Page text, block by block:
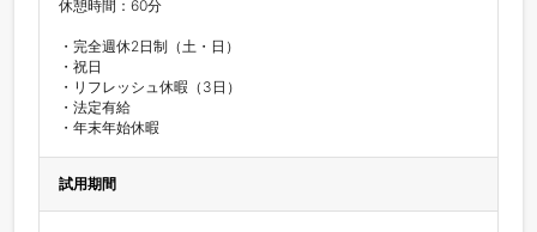
休憩時間：60分
・完全週休2日制（土・日）
・祝日
・リフレッシュ休暇（3日）
・法定有給
・年末年始休暇
試用期間